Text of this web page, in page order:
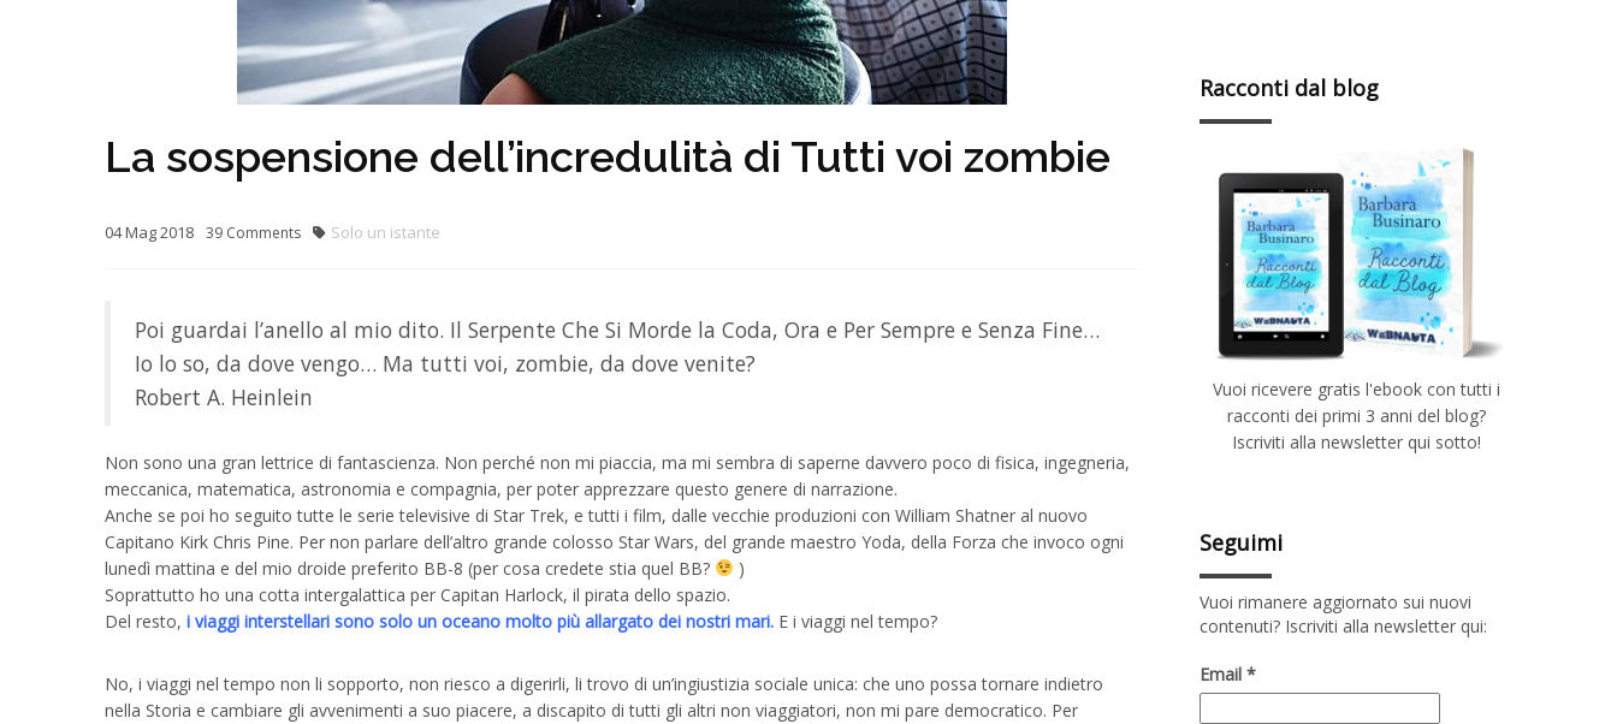
La sospensione dell’incredulità di Tutti voi zombie
04Mag2018 39 Comments Solo un istante
Poi guardai l’anello al mio dito. Il Serpente Che Si Morde la Coda, Ora e Per Sempre e Senza Fine…
Io lo so, da dove vengo… Ma tutti voi, zombie, da dove venite?
Robert A. Heinlein
Non sono una gran lettrice di fantascienza. Non perché non mi piaccia, ma mi sembra di saperne davvero poco di fisica, ingegneria,
meccanica, matematica, astronomia e compagnia, per poter apprezzare questo genere di narrazione.
Anche se poi ho seguito tutte le serie televisive di Star Trek, e tutti i film, dalle vecchie produzioni con William Shatner al nuovo
Capitano Kirk Chris Pine. Per non parlare dell’altro grande colosso Star Wars, del grande maestro Yoda, della Forza che invoco ogni
lunedì mattina e del mio droide preferito BB-8 (per cosa credete stia quel BB?
)
Soprattutto ho una cotta intergalattica per Capitan Harlock, il pirata dello spazio.
Del resto, i viaggi interstellari sono solo un oceano molto più allargato dei nostri mari. E i viaggi nel tempo?
No, i viaggi nel tempo non li sopporto, non riesco a digerirli, li trovo di un’ingiustizia sociale unica: che uno possa tornare indietro
nella Storia e cambiare gli avvenimenti a suo piacere, a discapito di tutti gli altri non viaggiatori, non mi pare democratico. Per
Racconti dal blog
Vuoi ricevere gratis l'ebook con tutti i
racconti dei primi 3 anni del blog?
Iscriviti alla newsletter qui sotto!
Seguimi
Vuoi rimanere aggiornato sui nuovi
contenuti? Iscriviti alla newsletter qui:
Email *